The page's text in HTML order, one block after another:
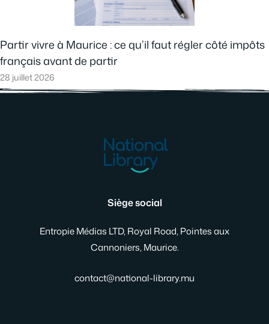
Partir vivre à Maurice : ce qu’il faut régler côté impôts
français avant de partir
28 juillet 2026
Siège social
Entropie Médias LTD, Royal Road, Pointes aux
Cannoniers, Maurice.
contact@national-library.mu